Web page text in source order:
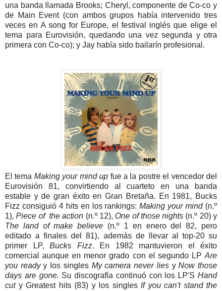
una banda llamada Brooks; Cheryl, componente de Co-co y
de Main Event (con ambos grupos había intervenido tres
veces en A song for Europe, el festival inglés que elige el
tema para Eurovisión, quedando una vez segunda y otra
primera con Co-co); y Jay había sido bailarín profesional.
El tema Making your mind up fue a la postre el vencedor del
Eurovisión 81, convirtiendo al cuarteto en una banda
estable y de gran éxito en Gran Bretaña. En 1981, Bucks
Fizz consiguió 4 hits en los rankings:Making your mind(n.º
1),Piece of the action (n.º 12), One of those nights (n.º 20) y
The land of make believe (n.º 1 en enero del 82, pero
editado a finales del 81), además de llevar al top-20 su
primer LP, Bucks Fizz. En 1982 mantuvieron el éxito
comercial aunque en menor grado con el segundo LP Are
you readyy los singles My camera never lies yNow those
days are gone. Su discografía continuó con los LP'SHand
cut y Greatest hits (83) y los singles If you can't stand the